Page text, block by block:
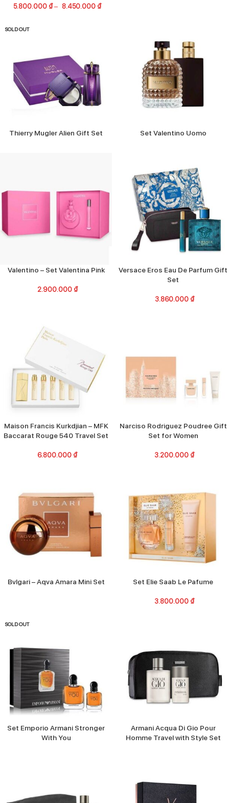
5.800.000 ₫– 8.450.000 ₫
SOLD OUT
Thierry Mugler Alien Gift Set Set Valentino Uomo
Valentino – Set Valentina Pink
2.900.000 ₫
Versace Eros Eau De Parfum Gift
Set
3.860.000 ₫
Maison Francis Kurkdjian – MFK
Baccarat Rouge 540 Travel Set
6.800.000 ₫
Narciso Rodriguez Poudree Gift
Set for Women
3.200.000 ₫
Bvlgari – Aqva Amara Mini Set Set Elie Saab Le Pafume
3.800.000 ₫
SOLD OUT
Set Emporio Armani Stronger
With You
Armani Acqua Di Gio Pour
Homme Travel with Style Set